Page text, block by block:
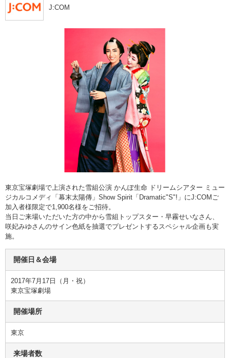
J:COM
東京宝塚劇場で上演された雪組公演 かんぽ生命 ドリームシアター ミュー
ジカルコメディ「幕末太陽傳」Show Spirit「Dramatic"S"!」にJ:COMご
加入者様限定で1,900名様をご招待。
当日ご来場いただいた方の中から雪組トップスター・早霧せいなさん、
咲妃みゆさんのサイン色紙を抽選でプレゼントするスペシャル企画も実
施。
開催日＆会場
2017年7月17日（月・祝）
東京宝塚劇場
開催場所
東京
来場者数